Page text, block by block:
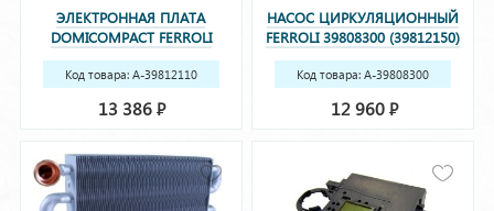
ЭЛЕКТРОННАЯ ПЛАТА
DOMICOMPACT FERROLI
39812110 (36507801)
Код товара: A-39812110
13 386Р
НАСОС ЦИРКУЛЯЦИОННЫЙ
FERROLI 39808300 (39812150)
Код товара: A-39808300
12 960 Р